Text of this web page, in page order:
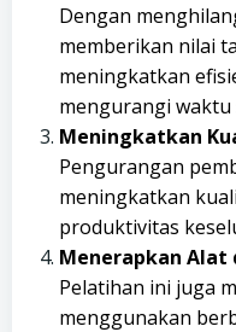
Dengan
memberikan nilai
meningkatkan
mengurangi waktu
Meningkatkan
Pengurangan
meningkatkan
produktivitas
Menerapkan Alat
Pelatihan ini juga
menggunakan